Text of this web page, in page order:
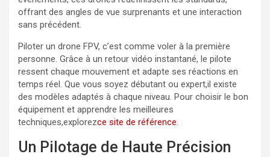
offrant des angles de vue surprenants et une interaction
sans précédent.
Piloter un drone FPV, c’est comme voler à la première
personne. Grâce à un retour vidéo instantané, le pilote
ressent chaque mouvement et adapte ses réactions en
temps réel. Que vous soyez débutant ou expert,il existe
des modèles adaptés à chaque niveau. Pour choisir le bon
équipement et apprendre les meilleures
techniques,explorezce site de référence.
Un Pilotage de Haute Précision